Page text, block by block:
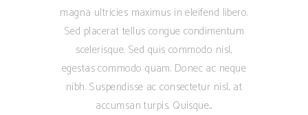
magna ultricies maximus in eleifend libero.
Sed placerat tellus congue condimentum
scelerisque. Sed quis commodo nisl,
egestas commodo quam. Donec ac neque
nibh. Suspendisse ac consectetur nisl, at
accumsan turpis. Quisque